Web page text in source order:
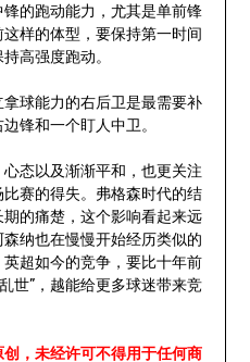
的跑动能力，尤其是单前锋
样的体型，要保持第一时间
高强度跑动。
球能力的右后卫是最需要补
锋和一个盯人中卫。
态以及渐渐平和，也更关注
赛的得失。弗格森时代的结
的痛楚，这个影响看起来远
纳也在慢慢开始经历类似的
超如今的竞争，要比十年前
世”，越能给更多球迷带来竞
，未经许可不得用于任何商